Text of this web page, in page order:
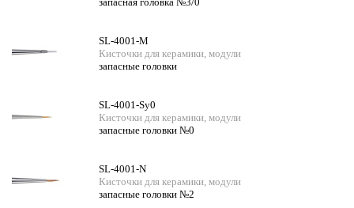
SL-4001-M
Кисточки для керамики, модули
запасные головки
SL-4001-Sy0
Кисточки для керамики, модули
запасные головки №0
SL-4001-N
Кисточки для керамики, модули
запасные головки №2